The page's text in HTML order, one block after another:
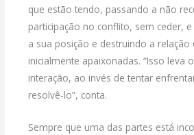
que estão tendo, passando a não
participação no conflito, sem ceder,
a sua posição e destruindo a relação
inicialmente apaixonadas. “Isso leva
interação, ao invés de tentar
resolvê-lo”, conta.
Sempre que uma das partes está